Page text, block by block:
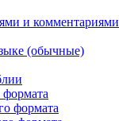
и комментариями
(обычные)
формата